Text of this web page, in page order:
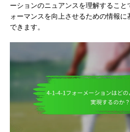
ーションのニュアンスを理解するこ
ォーマンスを向上させるための情報
できます。